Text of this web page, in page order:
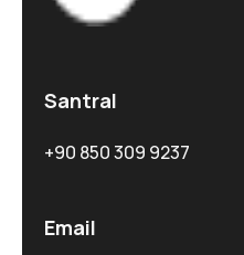
Santral
+90 850 309 9237
Email